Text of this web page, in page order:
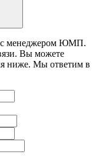
с менеджером ЮМП.
Вы можете
ниже. Mы ответим в